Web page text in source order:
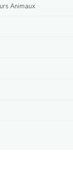
Animaux